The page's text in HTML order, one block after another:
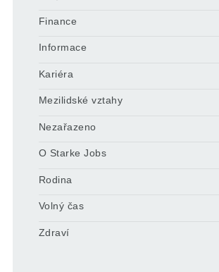
Finance
Informace
Kariéra
Mezilidské vztahy
Nezařazeno
O Starke Jobs
Rodina
Volný čas
Zdraví